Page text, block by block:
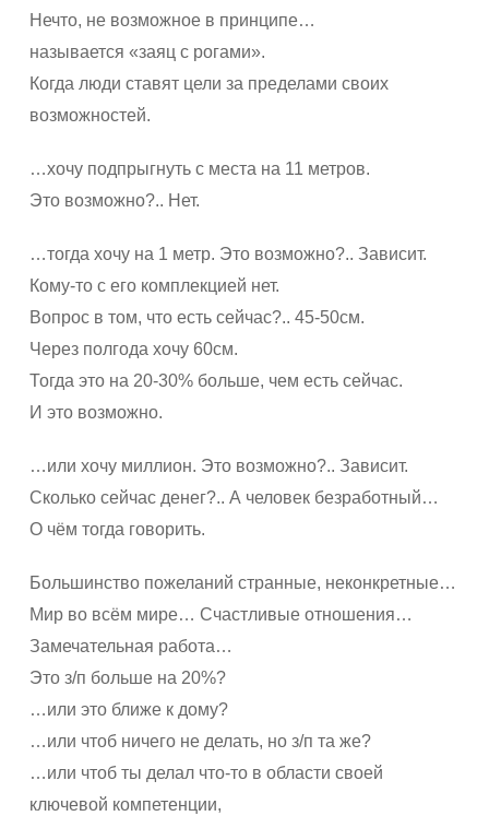
Нечто, не возможное в принципе…
называется «заяц с рогами».
Когда люди ставят цели за пределами своих
возможностей.
…хочу подпрыгнуть с места на 11 метров.
Это возможно?.. Нет.
…тогда хочу на 1 метр. Это возможно?.. Зависит.
Кому-то с его комплекцией нет.
Вопрос в том, что есть сейчас?.. 45-50см.
Через полгода хочу 60см.
Тогда это на 20-30% больше, чем есть сейчас.
И это возможно.
…или хочу миллион. Это возможно?.. Зависит.
Сколько сейчас денег?.. А человек безработный…
О чём тогда говорить.
Большинство пожеланий странные, неконкретные…
Мир во всём мире… Счастливые отношения…
Замечательная работа…
Это з/п больше на 20%?
…или это ближе к дому?
…или чтоб ничего не делать, но з/п та же?
…или чтоб ты делал что-то в области своей
ключевой компетенции,